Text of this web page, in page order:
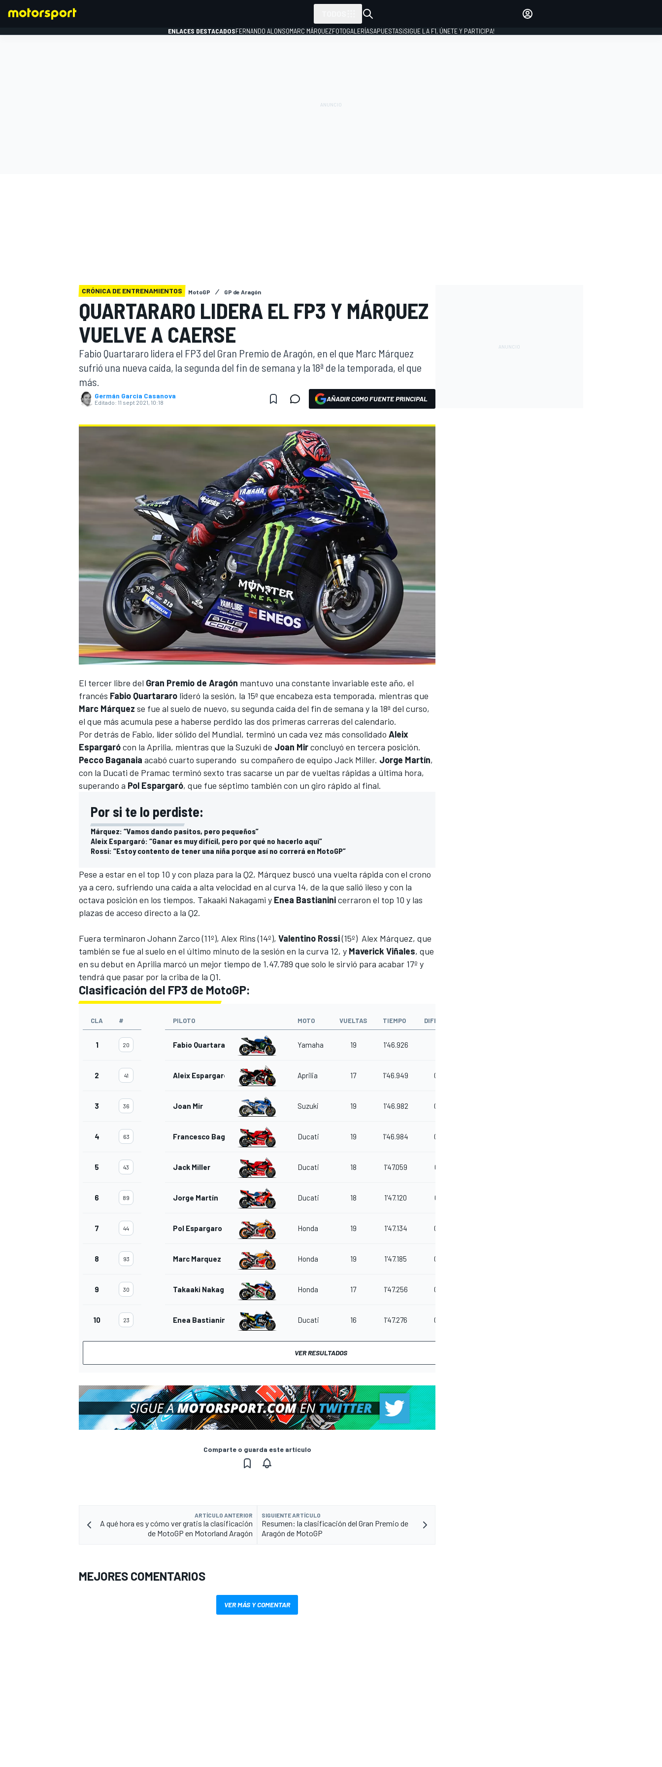
WEC FÓRMULA E
ENLACES DESTACADOSFERNANDO ALONSOMARC MÁRQUEZFOTOGALERÍASAPUESTAS¡SIGUE LA F1, ÚNETE Y PARTICIPA!
CRÓNICA DE ENTRENAMIENTOS MotoGP GP de Aragón
QUARTARARO LIDERA EL FP3 Y MÁRQUEZ
VUELVE A CAERSE
Fabio Quartararo lidera el FP3 del Gran Premio de Aragón, en el que Marc Márquez
sufrió una nueva caída, la segunda del fin de semana y la 18ª de la temporada, el que
más.
Germán Garcia Casanova
Editado: 11 sept 2021, 10:18 AÑADIR COMO FUENTE PRINCIPAL
El tercer libre del Gran Premio de Aragón mantuvo una constante invariable este año, el
francés Fabio Quartararo lideró la sesión, la 15ª que encabeza esta temporada, mientras que
Marc Márquez se fue al suelo de nuevo, su segunda caída del fin de semana y la 18ª del curso,
el que más acumula pese a haberse perdido las dos primeras carreras del calendario.
Por detrás de Fabio, líder sólido del Mundial, terminó un cada vez más consolidado Aleix
Espargarócon la Aprilia, mientras que la Suzuki de Joan Mirconcluyó en tercera posición.
Pecco Baganaia acabó cuarto superando su compañero de equipo Jack Miller. Jorge Martín,
con la Ducati de Pramac terminó sexto tras sacarse un par de vueltas rápidas a última hora,
superando a Pol Espargaró, que fue séptimo también con un giro rápido al final.
Por si te lo perdiste:
Márquez: “Vamos dando pasitos, pero pequeños”
Aleix Espargaró: “Ganar es muy difícil, pero por qué no hacerlo aquí”
Rossi: “Estoy contento de tener una niña porque así no correrá en MotoGP”
Pese a estar en el top 10 y con plaza para la Q2, Márquez buscó una vuelta rápida con el crono
ya a cero, sufriendo una caída a alta velocidad en al curva 14, de la que salió ileso y con la
octava posición en los tiempos. Takaaki Nakagami y Enea Bastianinicerraron el top 10 y las
plazas de acceso directo a la Q2.
Fuera terminaron Johann Zarco (11º), Alex Rins (14º), Valentino Rossi(15º) Alex Márquez, que
también se fue al suelo en el último minuto de la sesión en la curva 12, y Maverick Viñales, que
en su debut en Aprilia marcó un mejor tiempo de 1.47.789 que solo le sirvió para acabar 17º y
tendrá que pasar por la criba de la Q1.
Clasificación del FP3 de MotoGP:
CLA # PILOTO MOTO VUELTAS TIEMPO DIFERENCIA
1 20 Fabio Quartararo Yamaha 19 1'46.926
2 41 Aleix Espargaro Aprilia 17 1'46.949 0.023
3 36 Joan Mir Suzuki 19 1'46.982 0.056
4 63 Francesco Bagnaia Ducati 19 1'46.984 0.058
5 43 Jack Miller Ducati 18 1'47.059 0.133
6 89 Jorge Martín Ducati 18 1'47.120 0.194
7 44 Pol Espargaro Honda 19 1'47.134 0.208
8 93 Marc Marquez Honda 19 1'47.185 0.259
9 30 Takaaki Nakagami Honda 17 1'47.256 0.330
10 23 Enea Bastianini Ducati 16 1'47.276 0.350
VER RESULTADOS
Comparte o guarda este artículo
ARTÍCULO ANTERIOR
A qué hora es y cómo ver gratis la clasificación
de MotoGP en Motorland Aragón
SIGUIENTE ARTÍCULO
Resumen: la clasificación del Gran Premio de
Aragón de MotoGP
MEJORES COMENTARIOS
VER MÁS Y COMENTAR